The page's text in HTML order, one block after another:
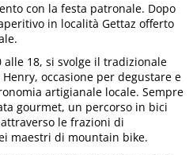
con la festa patronale. Dopo
in località Gettaz offerto
alle 18, si svolge il tradizionale
Henry, occasione per degustare e
artigianale locale. Sempre
gourmet, un percorso in bici
le frazioni di
maestri di mountain bike.